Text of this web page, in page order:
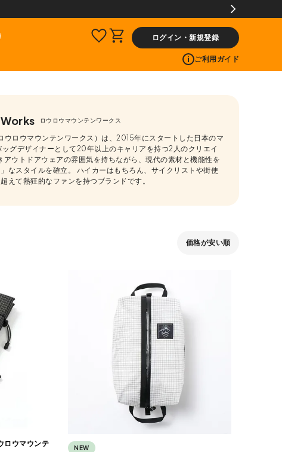
ログイン・新規登録
ご利用ガイド
ロウロウマウンテンワークス
ロウマウンテンワークス）は、2015年にスタートした日本のマ
グデザイナーとして20年以上のキャリアを持つ2人のクリエイ
ウトドアウェアの雰囲気を持ちながら、現代の素材と機能性を
なスタイルを確立。 ハイカーはもちろん、サイクリストや街使
えて熱狂的なファンを持つブランドです。
価格が安い順
ウマウンテ
NEW